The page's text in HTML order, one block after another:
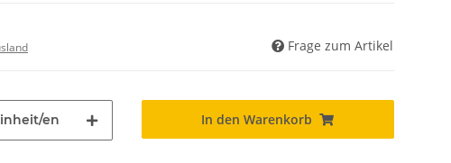
Frage zum Artikel
en In den Warenkorb